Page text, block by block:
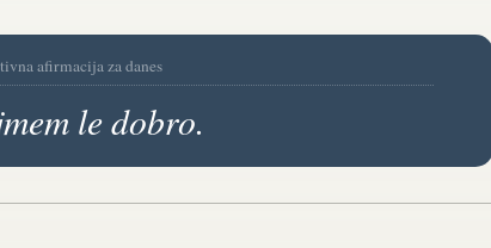
afirmacija za danes
le dobro.